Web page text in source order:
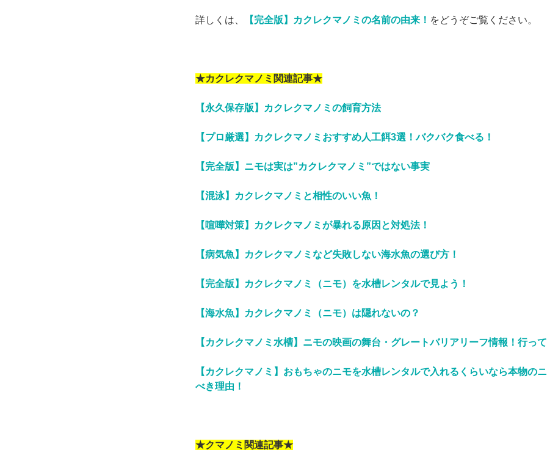
詳しくは、 【完全版】カクレクマノミの名前の由来！ をどうぞご覧ください。
★カクレクマノミ関連記事★
【永久保存版】カクレクマノミの飼育方法
【プロ厳選】カクレクマノミおすすめ人工餌3選！バクバク食べる！
【完全版】ニモは実は”カクレクマノミ”ではない事実
【混泳】カクレクマノミと相性のいい魚！
【喧嘩対策】カクレクマノミが暴れる原因と対処法！
【病気魚】カクレクマノミなど失敗しない海水魚の選び方！
【完全版】カクレクマノミ（ニモ）を水槽レンタルで見よう！
【海水魚】カクレクマノミ（ニモ）は隠れないの？
【カクレクマノミ水槽】ニモの映画の舞台・グレートバリアリーフ情報！行っ
【カクレクマノミ】おもちゃのニモを水槽レンタルで入れるくらいなら本物の
べき理由！
★クマノミ関連記事★